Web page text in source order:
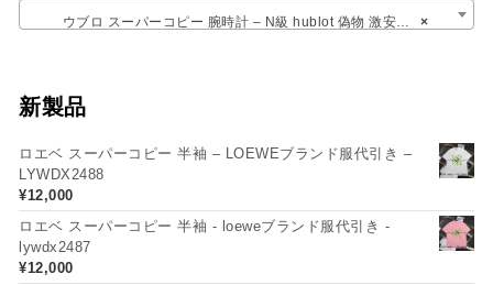
×
ウブロ スーパーコピー 腕時計 – N級 hublot 偽物 激安通販 専門 店​
新製品
ロエベ スーパーコピー 半袖 – LOEWEブランド服代引き –
LYWDX2488
¥12,000
ロエベ スーパーコピー 半袖 - loeweブランド服代引き -
lywdx2487
¥12,000